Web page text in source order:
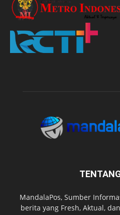
MandalaPos, Sumber
berita yang Fresh, Aktual,